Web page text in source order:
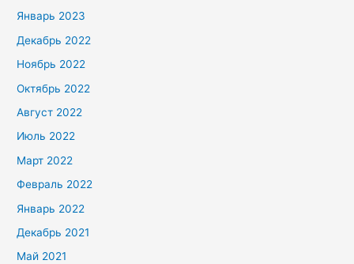
Январь 2023
Декабрь 2022
Ноябрь 2022
Октябрь 2022
Август 2022
Июль 2022
Март 2022
Февраль 2022
Январь 2022
Декабрь 2021
Май 2021